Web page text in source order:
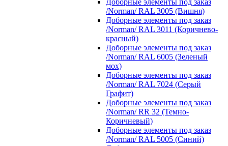
/Norman/ RAL 3005 (Вишня)
Доборные элементы под заказ
/Norman/ RAL 3011 (Коричнево-
красный)
Доборные элементы под заказ
/Norman/ RAL 6005 (Зеленый
мох)
Доборные элементы под заказ
/Norman/ RAL 7024 (Серый
Графит)
Доборные элементы под заказ
/Norman/ RR 32 (Темно-
Коричневый)
Доборные элементы под заказ
/Norman/ RAL 5005 (Синий)